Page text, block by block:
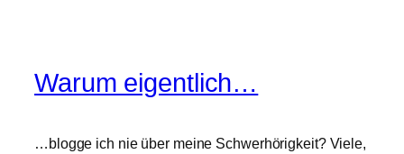
Warum eigentlich…
…blogge ich nie über meine Schwerhörigkeit? Viele,